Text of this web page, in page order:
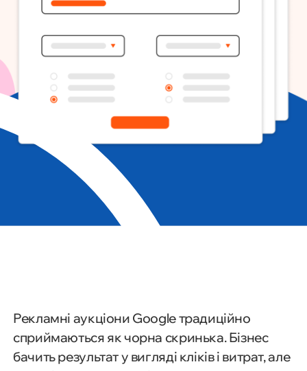
Рекламні аукціони Google традиційно
сприймаються як чорна скринька. Бізнес
бачить результат у вигляді кліків і витрат, але